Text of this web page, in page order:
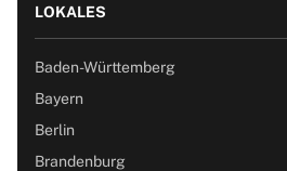
LOKALES
Baden-Württemberg
Bayern
Berlin
Brandenburg